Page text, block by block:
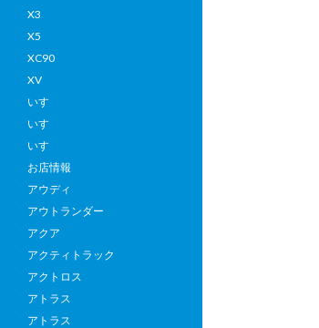
X3
X5
XC90
XV
いすゞ
いすゞ
いすゞ
お店情報
アウディ
アウトランダー
アクア
アクティトラック
アクトロス
アトラス
アトラス